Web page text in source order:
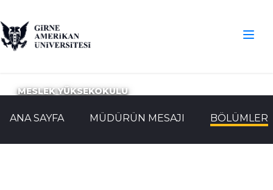
MESLEK YÜKSEKOKULU
ANA SAYFA MÜDÜRÜN MESAJI BÖLÜMLER